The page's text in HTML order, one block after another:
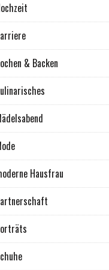
& Backen
Hausfrau